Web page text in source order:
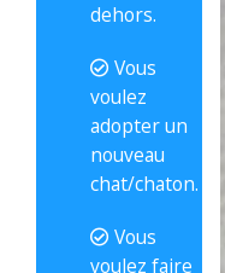
dehors.
Vous
voulez
adopter un
nouveau
chat/chaton.
Vous
voulez faire